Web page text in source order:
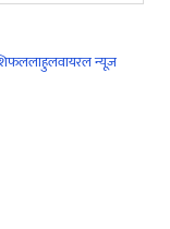
लाहुलवायरल न्यूज़